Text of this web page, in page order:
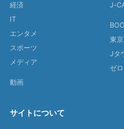
経済
IT
エンタメ
スポーツ
メディア
動画
J-
東
Jタ
ゼ
サイトについて